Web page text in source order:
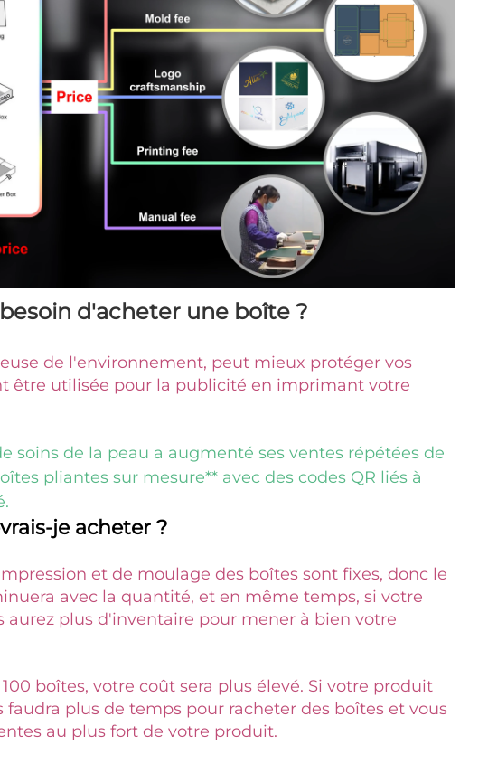
d'acheter une boîte ?
de l'environnement, peut mieux protéger vos
être utilisée pour la publicité en imprimant votre
soins de la peau a augmenté ses ventes répétées de
pliantes sur mesure** avec des codes QR liés à
je acheter ?
et de moulage des boîtes sont fixes, donc le
avec la quantité, et en même temps, si votre
aurez plus d'inventaire pour mener à bien votre
boîtes, votre coût sera plus élevé. Si votre produit
au plus fort de votre produit.